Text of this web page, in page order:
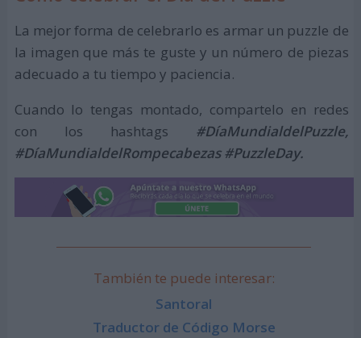
La mejor forma de celebrarlo es armar un puzzle de
la imagen que más te guste y un número de piezas
adecuado a tu tiempo y paciencia.
Cuando lo tengas montado, compartelo en redes
con los hashtags #DíaMundialdelPuzzle,
#DíaMundialdelRompecabezas #PuzzleDay.
También te puede interesar:
Santoral
Traductor de Código Morse